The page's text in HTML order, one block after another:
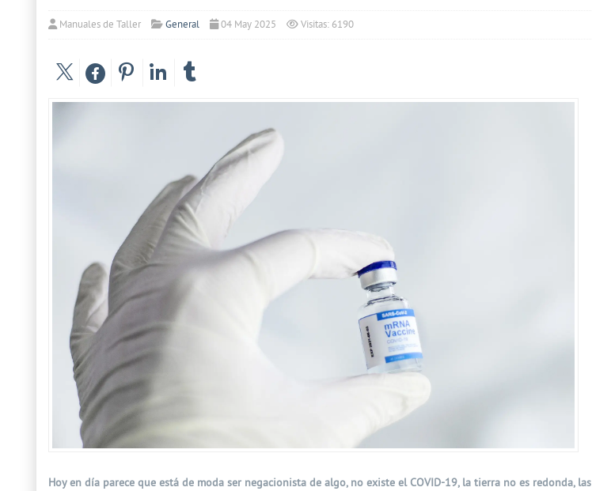
Manuales de Taller General 04 May 2025 Visitas: 6190
Hoy en día parece que está de moda ser negacionista de algo, no existe el COVID-19, la tierra no es redonda, las